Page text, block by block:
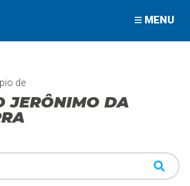
MENU
de
JERÔNIMO DA